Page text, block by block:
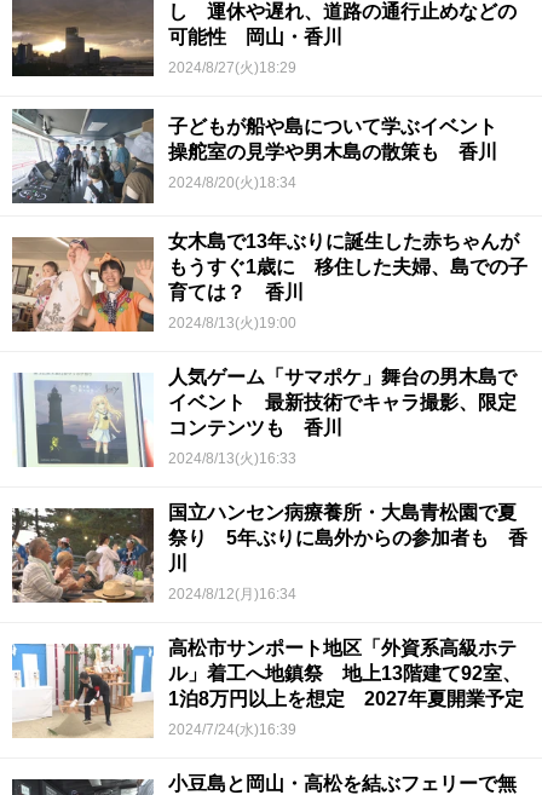
し 運休や遅れ、道路の通行止めなどの
可能性 岡山・香川
2024/8/27(火)18:29
子どもが船や島について学ぶイベント
操舵室の見学や男木島の散策も 香川
2024/8/20(火)18:34
女木島で13年ぶりに誕生した赤ちゃんが
もうすぐ1歳に 移住した夫婦、島での子
育ては？ 香川
2024/8/13(火)19:00
人気ゲーム「サマポケ」舞台の男木島で
イベント 最新技術でキャラ撮影、限定
コンテンツも 香川
2024/8/13(火)16:33
国立ハンセン病療養所・大島青松園で夏
祭り 5年ぶりに島外からの参加者も 香
川
2024/8/12(月)16:34
高松市サンポート地区「外資系高級ホテ
ル」着工へ地鎮祭 地上13階建て92室、
1泊8万円以上を想定 2027年夏開業予定
2024/7/24(水)16:39
小豆島と岡山・高松を結ぶフェリーで無